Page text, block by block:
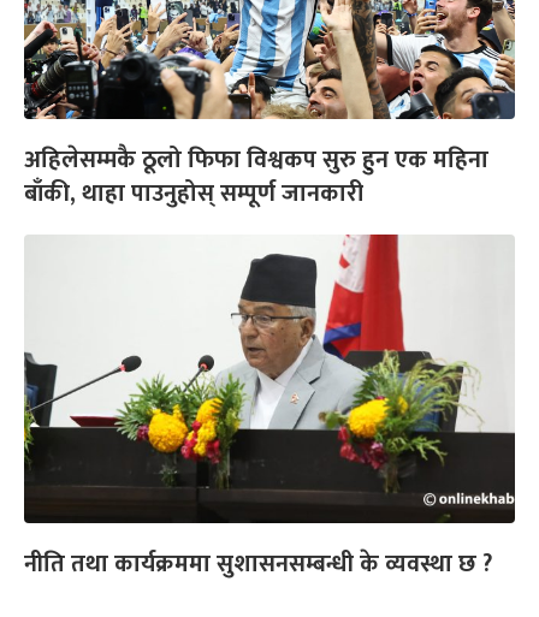
अहिलेसम्मकै ठूलो फिफा विश्वकप सुरु हुन एक महिना
बाँकी, थाहा पाउनुहोस् सम्पूर्ण जानकारी
नीति तथा कार्यक्रममा सुशासनसम्बन्धी के व्यवस्था छ ?